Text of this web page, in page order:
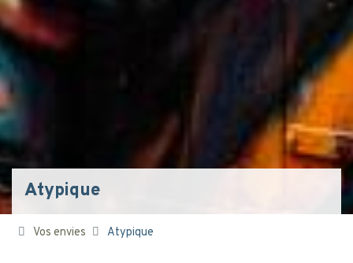
Atypique
Vos envies Atypique